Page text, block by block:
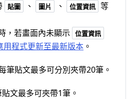
貼圖 、 圖片 、 位置資訊 等
，若畫面內未顯示 位置資訊
用程式更新至最新版本 。
筆貼文最多可分別夾帶20筆。
貼文最多可夾帶1筆。